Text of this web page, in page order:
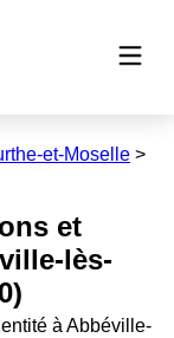
et-Moselle >
et
lès-
à Abbéville-